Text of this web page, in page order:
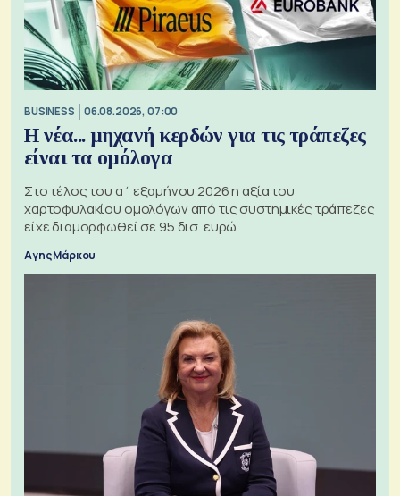
BUSINESS 06.08.2026, 07:00
Η νέα... μηχανή κερδών για τις τράπεζες
είναι τα ομόλογα
Στο τέλος του α΄ εξαμήνου 2026 η αξία του
χαρτοφυλακίου ομολόγων από τις συστημικές τράπεζες
είχε διαμορφωθεί σε 95 δισ. ευρώ
Αγης Μάρκου